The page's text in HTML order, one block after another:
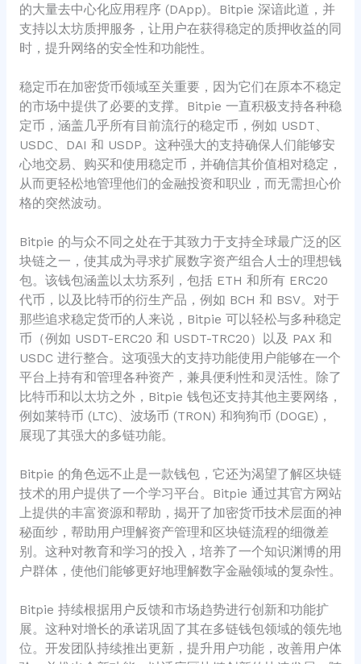
的大量去中心化应用程序 (DApp)。Bitpie 深谙此道，并
支持以太坊质押服务，让用户在获得稳定的质押收益的同
时，提升网络的安全性和功能性。
稳定币在加密货币领域至关重要，因为它们在原本不稳定
的市场中提供了必要的支撑。Bitpie 一直积极支持各种稳
定币，涵盖几乎所有目前流行的稳定币，例如 USDT、
USDC、DAI 和 USDP。这种强大的支持确保人们能够安
心地交易、购买和使用稳定币，并确信其价值相对稳定，
从而更轻松地管理他们的金融投资和职业，而无需担心价
格的突然波动。
Bitpie 的与众不同之处在于其致力于支持全球最广泛的区
块链之一，使其成为寻求扩展数字资产组合人士的理想钱
包。该钱包涵盖以太坊系列，包括 ETH 和所有 ERC20
代币，以及比特币的衍生产品，例如 BCH 和 BSV。对于
那些追求稳定货币的人来说，Bitpie 可以轻松与多种稳定
币（例如 USDT-ERC20 和 USDT-TRC20）以及 PAX 和
USDC 进行整合。这项强大的支持功能使用户能够在一个
平台上持有和管理各种资产，兼具便利性和灵活性。除了
比特币和以太坊之外，Bitpie 钱包还支持其他主要网络，
例如莱特币 (LTC)、波场币 (TRON) 和狗狗币 (DOGE)，
展现了其强大的多链功能。
Bitpie 的角色远不止是一款钱包，它还为渴望了解区块链
技术的用户提供了一个学习平台。Bitpie 通过其官方网站
上提供的丰富资源和帮助，揭开了加密货币技术层面的神
秘面纱，帮助用户理解资产管理和区块链流程的细微差
别。这种对教育和学习的投入，培养了一个知识渊博的用
户群体，使他们能够更好地理解数字金融领域的复杂性。
Bitpie 持续根据用户反馈和市场趋势进行创新和功能扩
展。这种对增长的承诺巩固了其在多链钱包领域的领先地
位。开发团队持续推出更新，提升用户功能，改善用户体